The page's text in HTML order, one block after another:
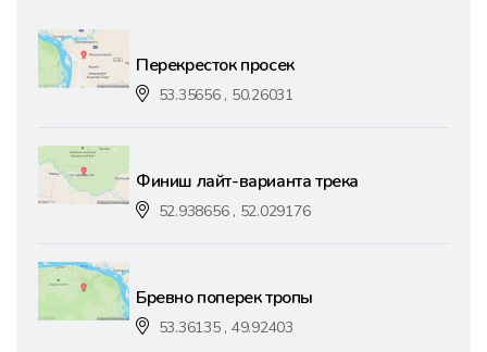
Перекресток просек
53.35656 , 50.26031
Финиш лайт-варианта трека
52.938656 , 52.029176
Бревно поперек тропы
53.36135 , 49.92403